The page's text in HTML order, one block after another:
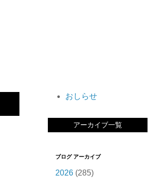
おしらせ
アーカイブ一覧
ブログ アーカイブ
2026 (285)